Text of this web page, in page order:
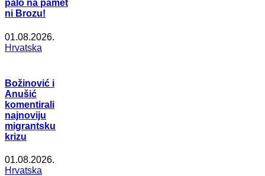
palo na pamet
ni Brozu!
01.08.2026.
Hrvatska
Božinović i
Anušić
komentirali
najnoviju
migrantsku
krizu
01.08.2026.
Hrvatska